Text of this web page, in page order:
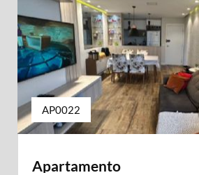
AP0022
Apartamento